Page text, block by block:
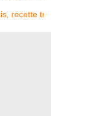
recette traditionnelle